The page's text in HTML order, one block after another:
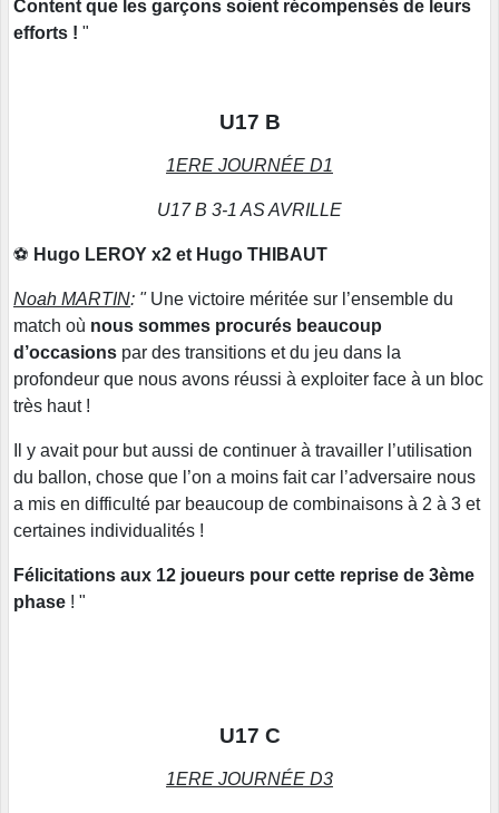
Content que les garçons soient récompensés de leurs
efforts ! "
U17 B
1ERE JOURNÉE D1
U17 B 3-1 AS AVRILLE
⚽️ Hugo LEROY x2 et Hugo THIBAUT
Noah MARTIN: " Une victoire méritée sur l’ensemble du
match où nous sommes procurés beaucoup
d’occasions par des transitions et du jeu dans la
profondeur que nous avons réussi à exploiter face à un bloc
très haut !
Il y avait pour but aussi de continuer à travailler l’utilisation
du ballon, chose que l’on a moins fait car l’adversaire nous
a mis en difficulté par beaucoup de combinaisons à 2 à 3 et
certaines individualités !
Félicitations aux 12 joueurs pour cette reprise de 3ème
phase ! "
U17 C
1ERE JOURNÉE D3